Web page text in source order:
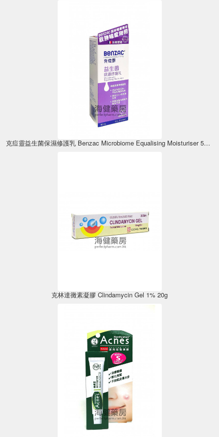
克痘靈益生菌保濕修護乳 Benzac Microbiome Equalising Moisturiser 50ml
克林達黴素凝膠 Clindamycin Gel 1% 20g